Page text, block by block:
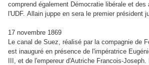
comprend également Démocratie libérale et des
l'UDF. Allain juppe en sera le premier président
17 novembre 1869
Le canal de Suez, réalisé par la compagnie de
est inauguré en présence de l'impératrice
III, et de l'empereur d'Autriche Francois-